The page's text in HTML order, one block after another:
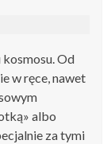
kosmosu. Od
w ręce, nawet
albo
za tymi